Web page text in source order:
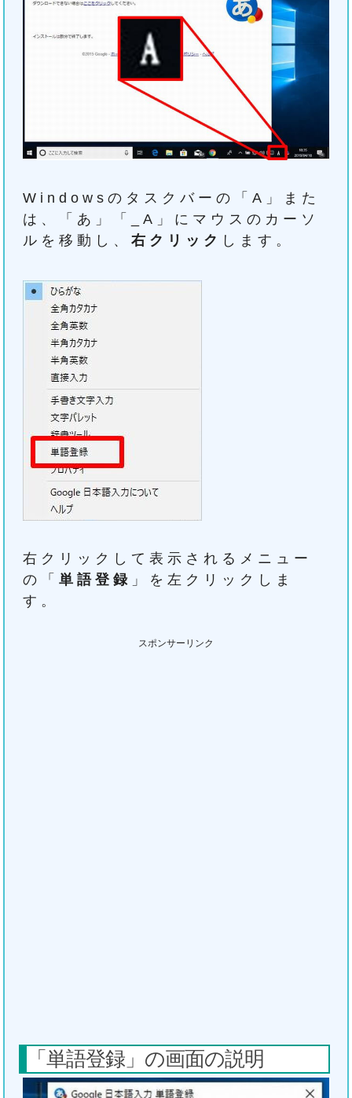
Windowsのタスクバーの「A」また
は、「あ」「_A」にマウスのカーソ
ルを移動し、右クリック します。
右クリックして表示されるメニュー
の「単語登録 」を左クリックしま
す。
スポンサーリンク
「単語登録」の画面の説明